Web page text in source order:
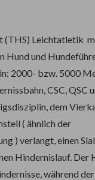
(THS) Leichtatletik
Hund und
2000- bzw. 5000
CSC, QSC
dem
( ähnlich der
) verlangt, einen
Hindernislauf. Der
während